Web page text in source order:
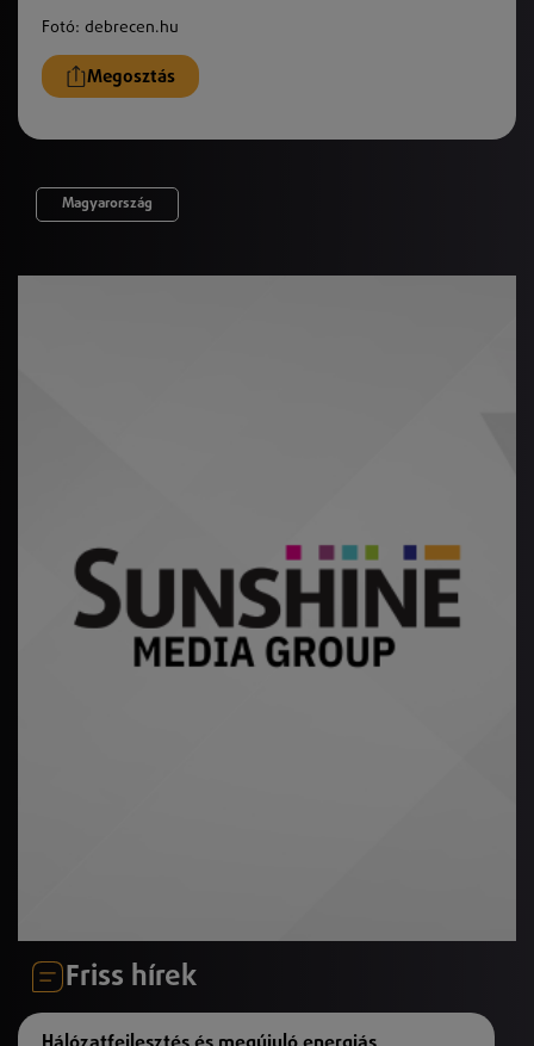
Fotó: debrecen.hu
Megosztás
Magyarország
Friss hírek
Hálózatfejlesztés és megújuló energiás